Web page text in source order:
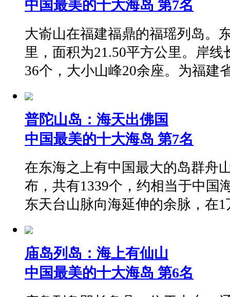
中国最美的十大海岛 第7名
大嵛山在福建福鼎的福瑶列岛。
里，面积为21.50平方公里。岸
36个，大小山峰20余座。为福
普陀山岛：海天出佛国
中国最美的十大海岛 第7名
在东海之上有中国最大的岛群舟
布，共有1339个，约相当于中国
东天台山脉向海延伸的余脉，
庙岛列岛：海上有仙山
中国最美的十大海岛 第6名